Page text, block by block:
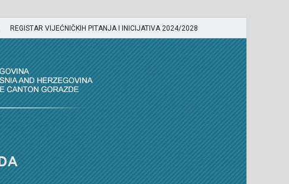
REGISTAR VIJEĆNIČKIH PITANJA I INICIJATIVA 2024/2028